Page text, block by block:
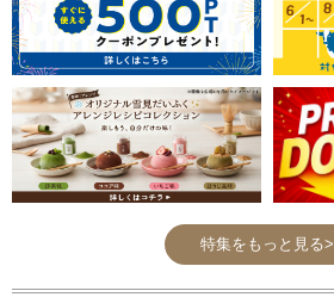
特集をもっと見る>